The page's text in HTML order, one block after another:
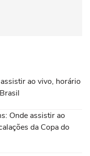
ao vivo, horário
Onde assistir ao
da Copa do